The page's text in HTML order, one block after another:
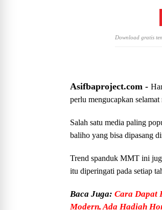
Download gratis
Asifbaproject.com -
perlu mengucapkan
Salah satu media paling
baliho yang bisa dipasang
Trend spanduk MMT ini
itu diperingati pada setiap
Baca Juga: Cara Dapat
Modern, Ada Hadiah